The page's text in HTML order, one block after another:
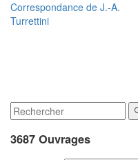
Correspondance de J.-A.
Turrettini
3687 Ouvrages